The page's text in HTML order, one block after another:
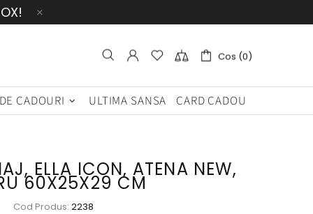
Cos (0)
CADOURI ULTIMA SANSA CARD CADOU
ELLA ICON, ATENA NEW,
60X25X29 CM
Cod Produs: 2238